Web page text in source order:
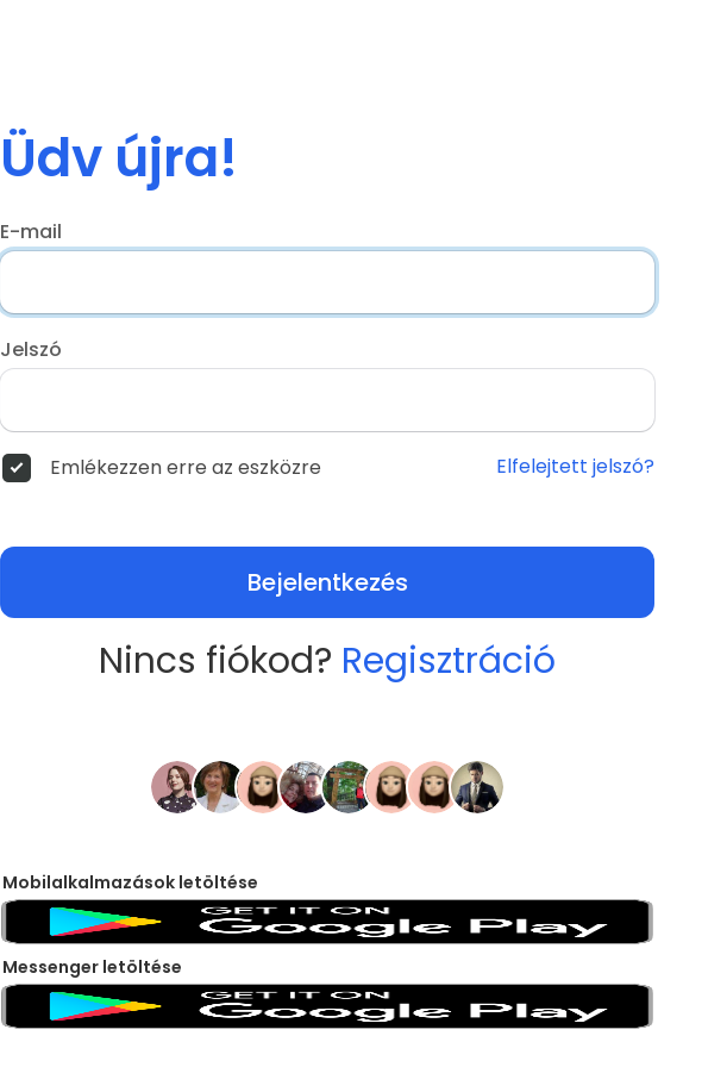
Üdv újra!
E-mail
Jelszó
Emlékezzen erre az eszközre Elfelejtett jelszó?
Bejelentkezés
Nincs fiókod? Regisztráció
Mobilalkalmazások letöltése
Messenger letöltése